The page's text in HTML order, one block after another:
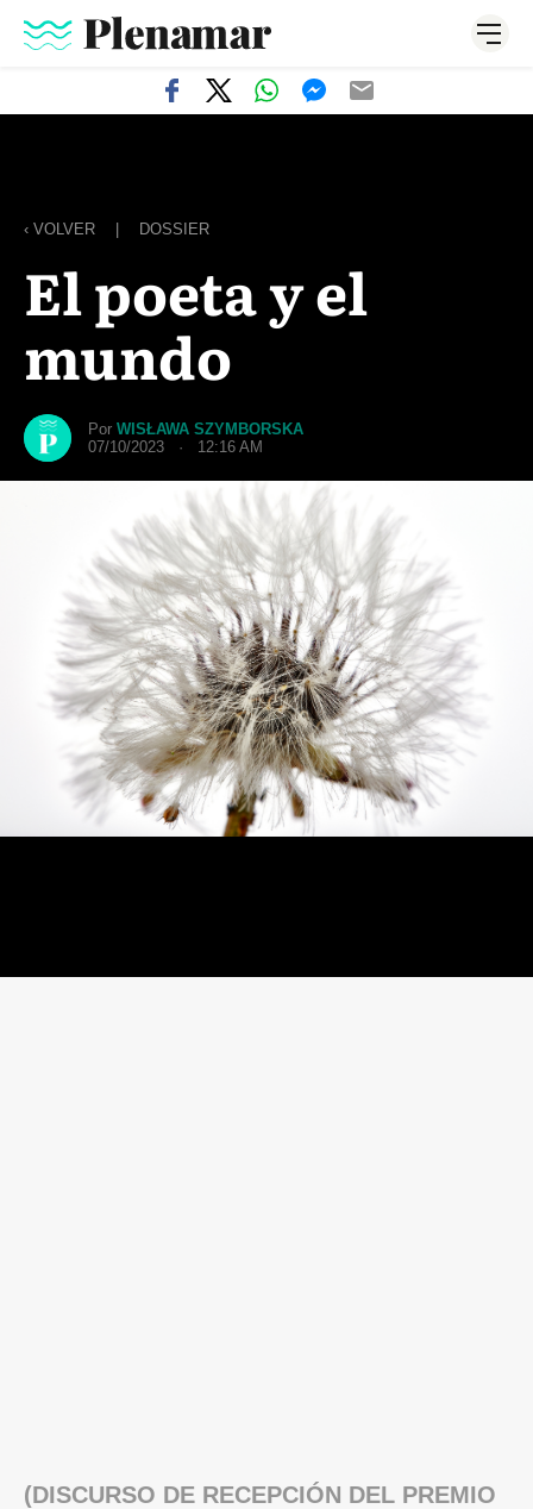
‹ VOLVER DOSSIER
El poeta y el
mundo
Por WISŁAWA SZYMBORSKA
07/10/2023 · 12:16 AM
(DISCURSO DE RECEPCIÓN DEL PREMIO